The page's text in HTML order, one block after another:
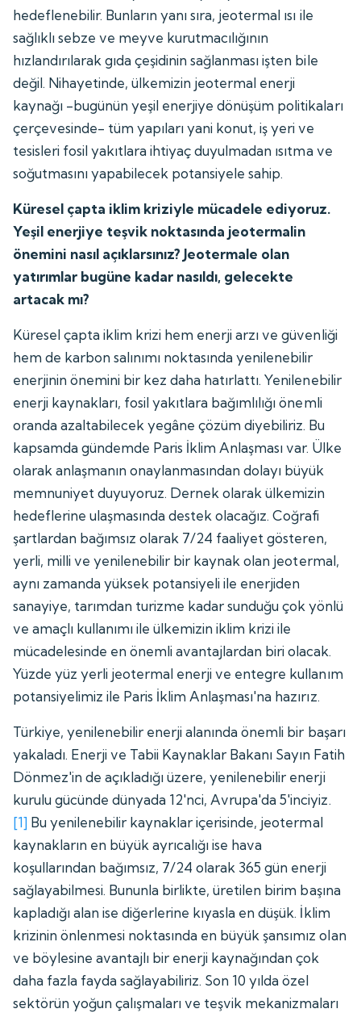
hedeflenebilir. Bunların yanı sıra, jeotermal ısı ile
sağlıklı sebze ve meyve kurutmacılığının
hızlandırılarak gıda çeşidinin sağlanması işten bile
değil. Nihayetinde, ülkemizin jeotermal enerji
kaynağı -bugünün yeşil enerjiye dönüşüm politikaları
çerçevesinde- tüm yapıları yani konut, iş yeri ve
tesisleri fosil yakıtlara ihtiyaç duyulmadan ısıtma ve
soğutmasını yapabilecek potansiyele sahip.
Küresel çapta iklim kriziyle mücadele ediyoruz.
Yeşil enerjiye teşvik noktasında jeotermalin
önemini nasıl açıklarsınız? Jeotermale olan
yatırımlar bugüne kadar nasıldı, gelecekte
artacak mı?
Küresel çapta iklim krizi hem enerji arzı ve güvenliği
hem de karbon salınımı noktasında yenilenebilir
enerjinin önemini bir kez daha hatırlattı. Yenilenebilir
enerji kaynakları, fosil yakıtlara bağımlılığı önemli
oranda azaltabilecek yegâne çözüm diyebiliriz. Bu
kapsamda gündemde Paris İklim Anlaşması var. Ülke
olarak anlaşmanın onaylanmasından dolayı büyük
memnuniyet duyuyoruz. Dernek olarak ülkemizin
hedeflerine ulaşmasında destek olacağız. Coğrafi
şartlardan bağımsız olarak 7/24 faaliyet gösteren,
yerli, milli ve yenilenebilir bir kaynak olan jeotermal,
aynı zamanda yüksek potansiyeli ile enerjiden
sanayiye, tarımdan turizme kadar sunduğu çok yönlü
ve amaçlı kullanımı ile ülkemizin iklim krizi ile
mücadelesinde en önemli avantajlardan biri olacak.
Yüzde yüz yerli jeotermal enerji ve entegre kullanım
potansiyelimiz ile Paris İklim Anlaşması'na hazırız.
Türkiye, yenilenebilir enerji alanında önemli bir başarı
yakaladı. Enerji ve Tabii Kaynaklar Bakanı Sayın Fatih
Dönmez'in de açıkladığı üzere, yenilenebilir enerji
kurulu gücünde dünyada 12'nci, Avrupa'da 5'inciyiz.
[1] Bu yenilenebilir kaynaklar içerisinde, jeotermal
kaynakların en büyük ayrıcalığı ise hava
koşullarından bağımsız, 7/24 olarak 365 gün enerji
sağlayabilmesi. Bununla birlikte, üretilen birim başına
kapladığı alan ise diğerlerine kıyasla en düşük. İklim
krizinin önlenmesi noktasında en büyük şansımız olan
ve böylesine avantajlı bir enerji kaynağından çok
daha fazla fayda sağlayabiliriz. Son 10 yılda özel
sektörün yoğun çalışmaları ve teşvik mekanizmaları